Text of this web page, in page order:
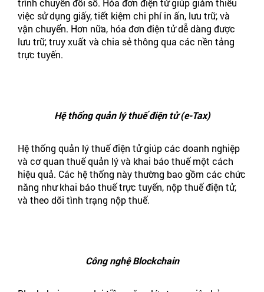
trình chuyển đổi số. Hóa đơn điện tử giúp giảm thiểu
việc sử dụng giấy, tiết kiệm chi phí in ấn, lưu trữ, và
vận chuyển. Hơn nữa, hóa đơn điện tử dễ dàng được
lưu trữ, truy xuất và chia sẻ thông qua các nền tảng
trực tuyến.
Hệ thống quản lý thuế điện tử (e-Tax)
Hệ thống quản lý thuế điện tử giúp các doanh nghiệp
và cơ quan thuế quản lý và khai báo thuế một cách
hiệu quả. Các hệ thống này thường bao gồm các chức
năng như khai báo thuế trực tuyến, nộp thuế điện tử,
và theo dõi tình trạng nộp thuế.
Công nghệ Blockchain